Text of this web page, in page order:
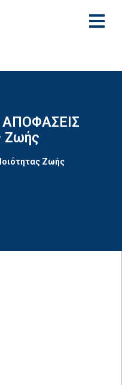
ΑΠΟΦΑΣΕΙΣ
Ζωής
Ζωής